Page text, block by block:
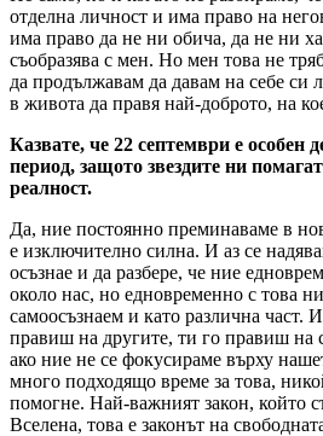
отделна личност и има право на
има право да не ни обича, да не ни
съобразява с мен. Но мен това не
да продължавам да давам на себе
в живота да правя най-доброто, на
Казвате, че 22 септември е особен
период, защото звездите ни
реалност.
Да, ние постоянно преминаваме в
е изключително силна. И аз се
осъзнае и да разбере, че ние
около нас, но едновременно с това
самоосъзнаем и като различна част.
правиш на другите, ти го правиш на
ако ние не се фокусираме върху
много подходящо време за това,
помогне. Най-важният закон, който
Вселена, това е законът на